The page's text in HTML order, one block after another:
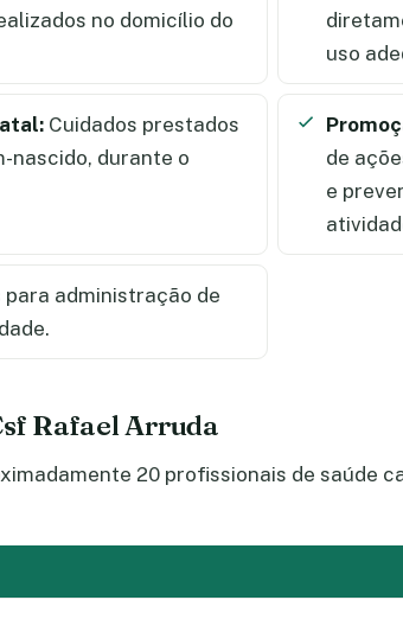
no domicílio do
uso
Cuidados prestados
nascido, durante o
de
e
administração de
Rafael Arruda
20 profissionais de saúde